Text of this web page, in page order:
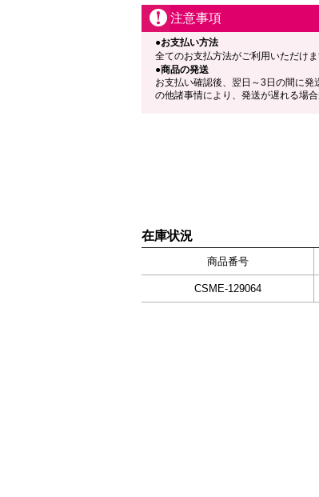
注意事項
●お支払い方法
全てのお支払方法がご利用いただけ
●商品の発送
お支払い確認後、翌日～3日の間に発
の他諸事情により、発送が遅れる場合
在庫状況
商品番号
CSME-129064